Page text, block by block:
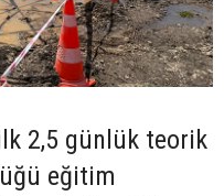
2,5 günlük teorik
eğitim